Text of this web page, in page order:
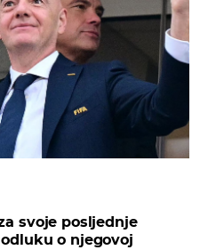
svoje posljednje
o njegovoj